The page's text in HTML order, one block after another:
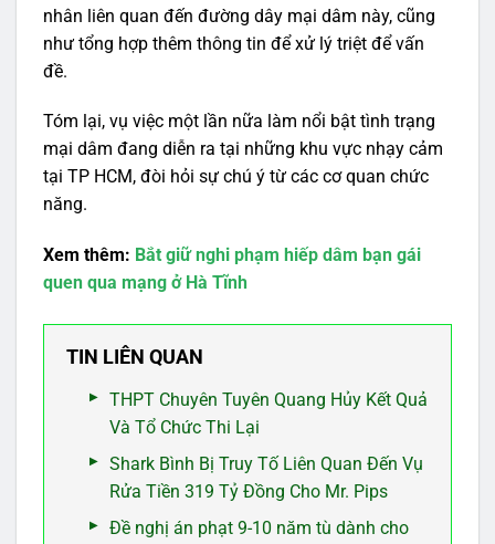
nhân liên quan đến đường dây mại dâm này, cũng
như tổng hợp thêm thông tin để xử lý triệt để vấn
đề.
Tóm lại, vụ việc một lần nữa làm nổi bật tình trạng
mại dâm đang diễn ra tại những khu vực nhạy cảm
tại TP HCM, đòi hỏi sự chú ý từ các cơ quan chức
năng.
Xem thêm: Bắt giữ nghi phạm hiếp dâm bạn gái
quen qua mạng ở Hà Tĩnh
TIN LIÊN QUAN
THPT Chuyên Tuyên Quang Hủy Kết Quả
Và Tổ Chức Thi Lại
Shark Bình Bị Truy Tố Liên Quan Đến Vụ
Rửa Tiền 319 Tỷ Đồng Cho Mr. Pips
Đề nghị án phạt 9-10 năm tù dành cho